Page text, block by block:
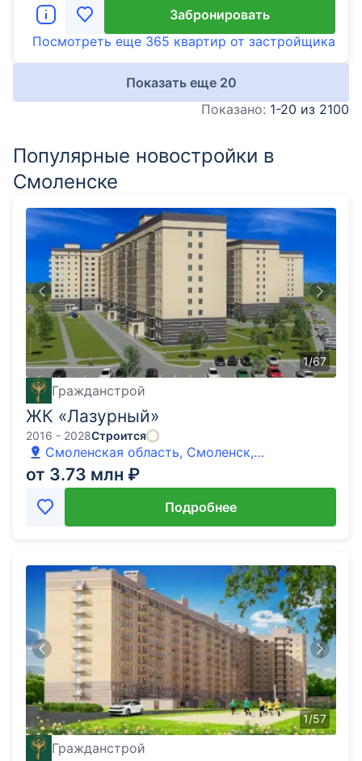
Забронировать
Посмотреть еще 365 квартир от застройщика
Показать еще 20
Показано: 1-20 из 2100
Популярные новостройки в
Смоленске
1/67
Гражданстрой
ЖК «Лазурный»
2016 - 2028Строится
Смоленская область, Смоленск,
Краснинское шоссе
от 3.73 млн ₽
Подробнее
1/57
Гражданстрой